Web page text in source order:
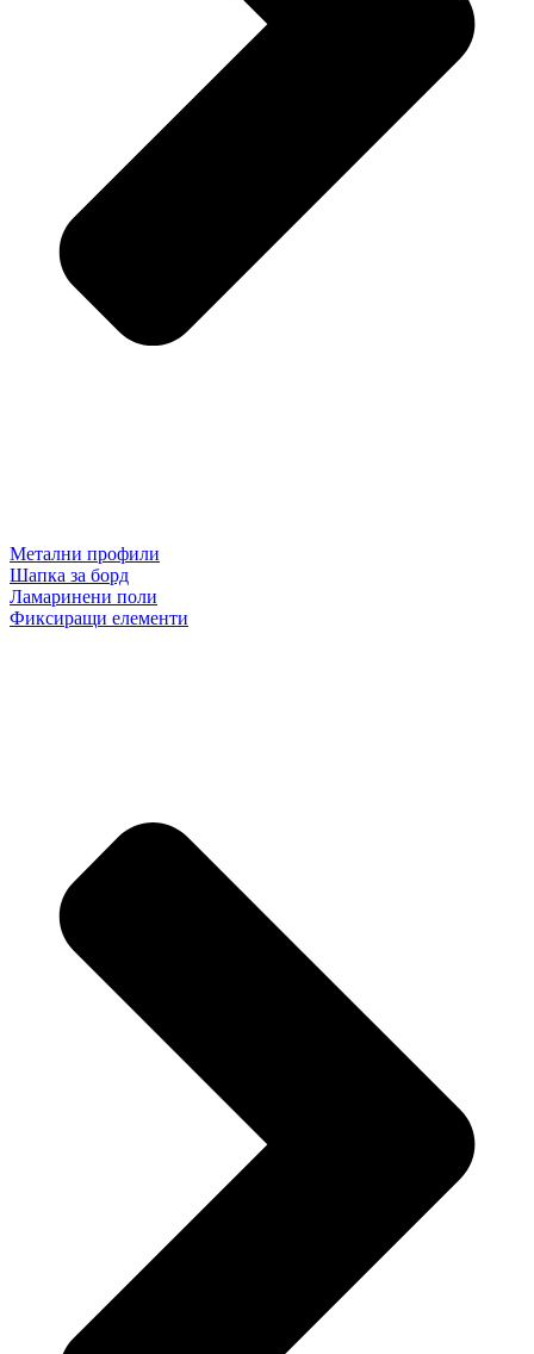
Метални профили
Шапка за борд
Ламаринени поли
Фиксиращи елементи